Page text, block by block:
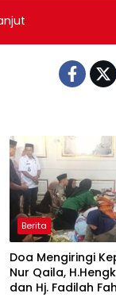
Berita
Doa Mengiringi
Nur Qaila,
dan Hj. Fadilah